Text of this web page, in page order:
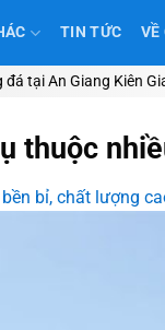
TIN TỨC VỀ
tại An Giang Kiên
thuộc
bỉ, chất lượng